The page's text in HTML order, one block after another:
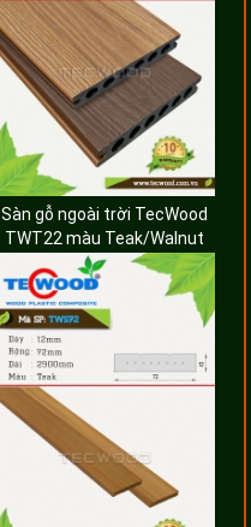
Sàn gỗ ngoài trời TecWood
TWT22 màu Teak/Walnut